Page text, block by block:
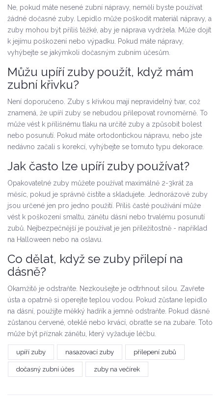
Ne, pokud máte nesené zubní nápravy, neměli byste používat
žádné dočasné zuby. Lepidlo může poškodit materiál nápravy, a
zuby mohou být příliš těžké, aby je náprava vydržela. Může dojít
k jejímu poškození nebo výpadku. Pokud máte nápravy,
vyhýbejte se jakýmkoli dočasným zubním účesům.
Můžu upíří zuby použít, když mám
zubní křivku?
Není doporučeno. Zuby s křivkou mají nepravidelný tvar, což
znamená, že upíří zuby se nebudou přilepovat rovnoměrně. To
může vést k přílišnému tlaku na určité zuby a způsobit bolest
nebo posunutí. Pokud máte ortodontickou nápravu, nebo jste
nedávno začali s korekcí, vyhýbejte se tomuto typu dekorace.
Jak často lze upíří zuby používat?
Opakovatelné zuby můžete používat maximálně 2-3krát za
měsíc, pokud je správně čistíte a skladujete. Jednorázové zuby
jsou určené jen pro jedno použití. Příliš časté používání může
vést k poškození smaltu, zánětu dásní nebo trvalému posunutí
zubů. Nejbezpečnější je používat je jen příležitostně - například
na Halloween nebo na oslavu.
Co dělat, když se zuby přilepí na
dásně?
Okamžitě je odstraňte. Nezkoušejte je odtrhnout silou. Zavřete
ústa a opatrně si operejte teplou vodou. Pokud zůstane lepidlo
na dásní, použijte měkký hadřík a jemně odstraňte. Pokud dásně
zůstanou červené, oteklé nebo krvácí, obraťte se na zubaře. Toto
může být příznak zánětu, který vyžaduje léčbu.
upíří zuby nasazovací zuby přilepení zubů
dočasný zubní účes zuby na večírek